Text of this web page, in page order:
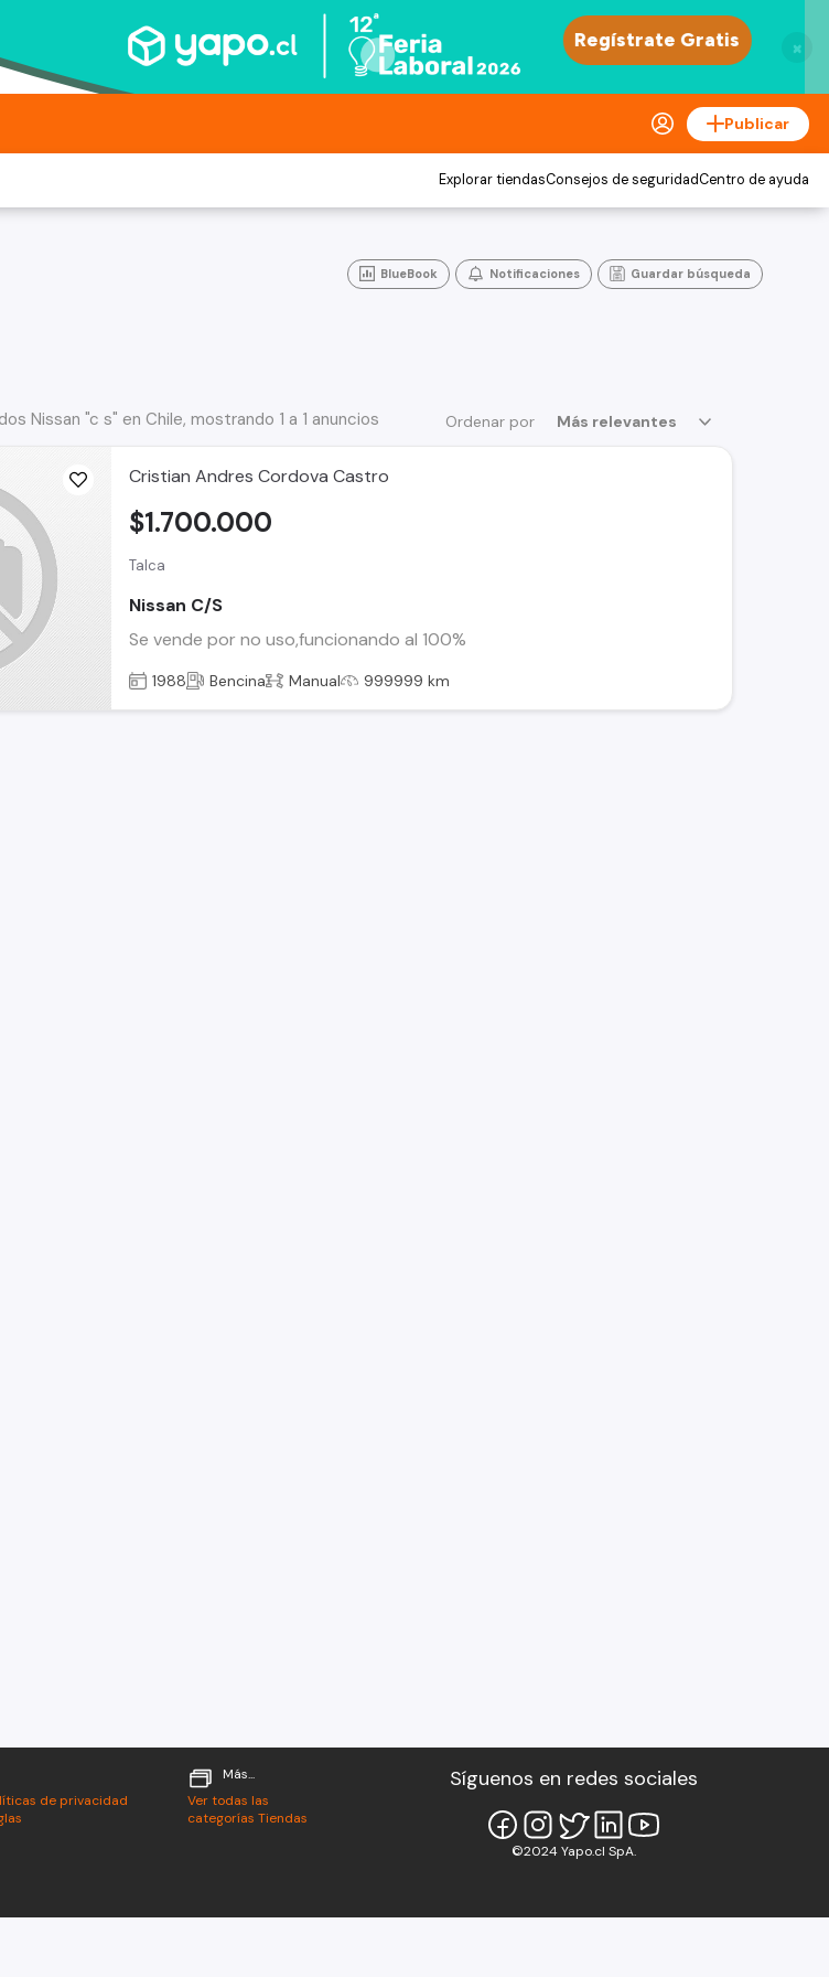
×
Publicar
Explorar tiendasConsejos de seguridadCentro de ayuda
BlueBook Notificaciones Guardar búsqueda
Ordenar por Más relevantes
Nissan "c s" en Chile, mostrando 1 a 1 anuncios
Cristian Andres Cordova Castro
Talca
Nissan C/S
Se vende por no uso,funcionando al 100%
$1.700.000
1988 Bencina Manual 999999 km
de privacidad
Más...
Ver todas las
categorías Tiendas
Síguenos en redes sociales
©2024 Yapo.cl SpA.